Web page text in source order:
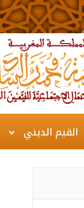
القيم الديني